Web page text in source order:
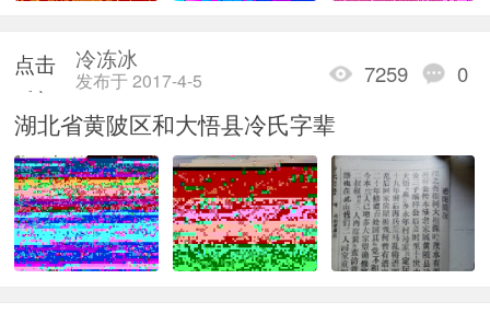
点击
重新
加载
7259 0
冷冻冰
发布于 2017-4-5
湖北省黄陂区和大悟县冷氏字辈